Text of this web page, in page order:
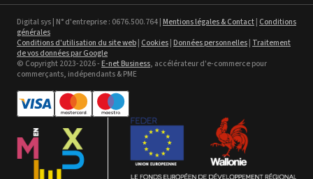
Sefa ROTEX LITE - occasion
Voir le détail
Bannière en textile -
Digital sys | N° d'entreprise : 0676.500.764 |Mentions légales & Contact| Conditions
générales
Conditions d'utilisation du site web| Cookies|Données personnelles| Traitement
de vos données par Google
© Copyright 2023-2026 -E-net Business, accélérateur d'e-commerce pour
commerçants, indépendants & PME